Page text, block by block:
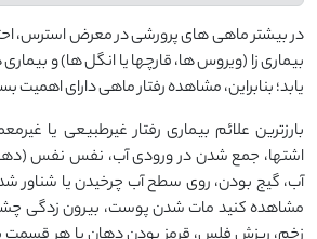
در بیشتر ماهی های پرورشی در معرض استرس،
بیماری زا (ویروس ها، قارچها یا انگل ها) و
یابد؛ بنابراین، مشاهده رفتار ماهی دارای اهمیت
بارزترین علائم بیماری رفتار غیرطبیعی یا
اشتها، جمع شدن در ورودی آب، نفس نفس
آب، گیج بودن، روی سطح آب چرخیدن یا شناور
مشاهده کنید مات شدن پوست، بیرون زدگی